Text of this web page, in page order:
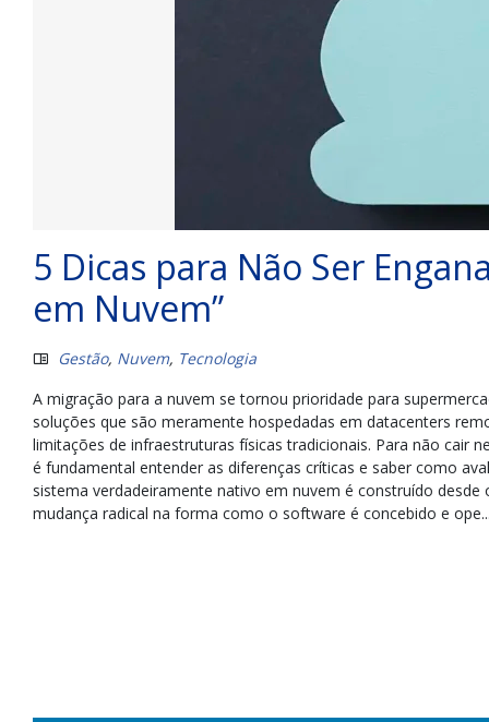
5 Dicas para Não Ser
em Nuvem”
Gestão, Nuvem, Tecnologia
A migração para a nuvem se tornou prioridade para
soluções que são meramente hospedadas em datacenters
limitações de infraestruturas físicas tradicionais. Para não cair
é fundamental entender as diferenças críticas e saber como
sistema verdadeiramente nativo em nuvem é construído
mudança radical na forma como o software é concebido e